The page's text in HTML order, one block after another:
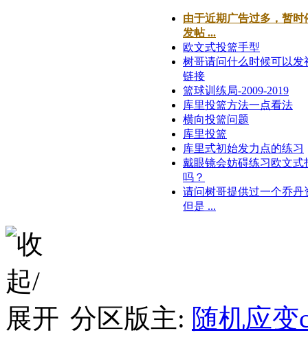
由于近期广告过多，暂时
发帖 ...
欧文式投篮手型
树哥请问什么时候可以发
链接
篮球训练局-2009-2019
库里投篮方法一点看法
横向投篮问题
库里投篮
库里式初始发力点的练习
戴眼镜会妨碍练习欧文式
吗？
请问树哥提供过一个乔丹
但是 ...
分区版主: 随机应变